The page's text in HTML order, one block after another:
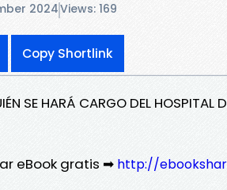
2024Views: 169
Copy Shortlink
SE HARÁ CARGO DEL
eBook gratis ➡ http://